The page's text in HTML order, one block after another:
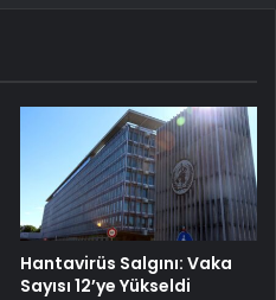
Hantavirüs Salgını: Vaka
Sayısı 12’ye Yükseldi